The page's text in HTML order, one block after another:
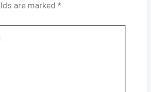
are marked *